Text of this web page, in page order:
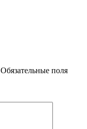
Обязательные поля